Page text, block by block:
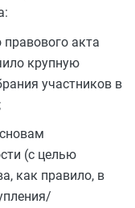
акта
крупную
участников в
(с целью
как правило, в